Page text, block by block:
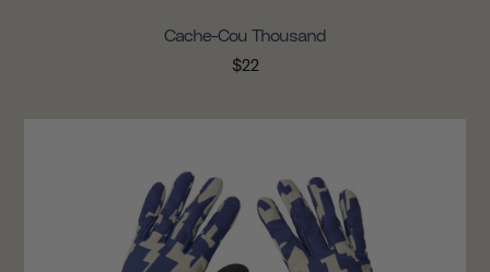
Cache-Cou Thousand
$22